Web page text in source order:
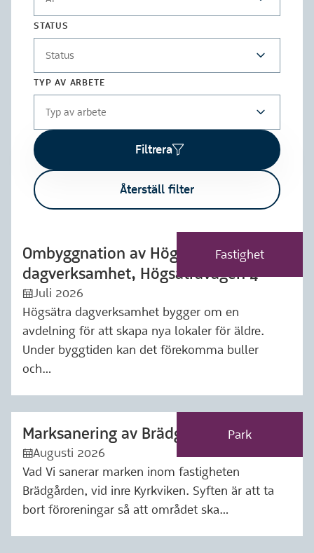
STATUS
Status
TYP AV ARBETE
Typ av arbete
Filtrera
Återställ filter
Fastighet
Ombyggnation av Högsätra
dagverksamhet, Högsätravägen 4
Märkning: Fastighet
:kalender:Juli 2026
Högsätra dagverksamhet bygger om en
avdelning för att skapa nya lokaler för äldre.
Under byggtiden kan det förekomma buller
och…
Park
Marksanering av Brädgården
Märkning: Park
:kalender:Augusti 2026
Vad Vi sanerar marken inom fastigheten
Brädgården, vid inre Kyrkviken. Syften är att ta
bort föroreningar så att området ska…